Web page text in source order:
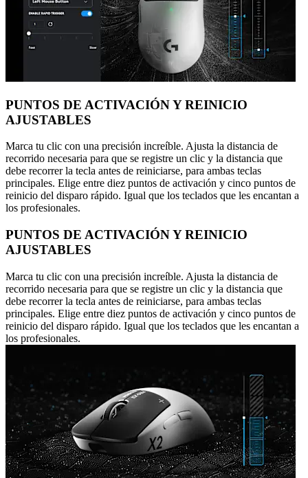
PUNTOS DE ACTIVACIÓN Y REINICIO
AJUSTABLES
Marca tu clic con una precisión increíble. Ajusta la distancia de
recorrido necesaria para que se registre un clic y la distancia que
debe recorrer la tecla antes de reiniciarse, para ambas teclas
principales. Elige entre diez puntos de activación y cinco puntos de
reinicio del disparo rápido. Igual que los teclados que les encantan a
los profesionales.
PUNTOS DE ACTIVACIÓN Y REINICIO
AJUSTABLES
Marca tu clic con una precisión increíble. Ajusta la distancia de
recorrido necesaria para que se registre un clic y la distancia que
debe recorrer la tecla antes de reiniciarse, para ambas teclas
principales. Elige entre diez puntos de activación y cinco puntos de
reinicio del disparo rápido. Igual que los teclados que les encantan a
los profesionales.